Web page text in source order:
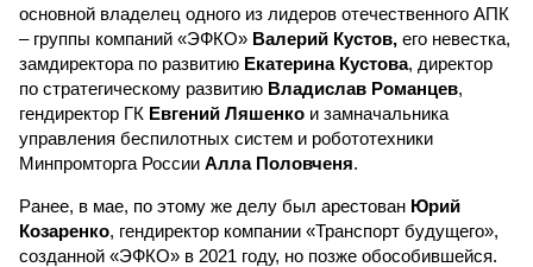
основной владелец одного из лидеров отечественного АПК
– группы компаний «ЭФКО» Валерий Кустов, его невестка,
замдиректора по развитию Екатерина Кустова, директор
по стратегическому развитию Владислав Романцев,
гендиректор ГК Евгений Ляшенко и замначальника
управления беспилотных систем и робототехники
Минпромторга России Алла Половченя.
Ранее, в мае, по этому же делу был арестован Юрий
Козаренко, гендиректор компании «Транспорт будущего»,
созданной «ЭФКО» в 2021 году, но позже обособившейся.